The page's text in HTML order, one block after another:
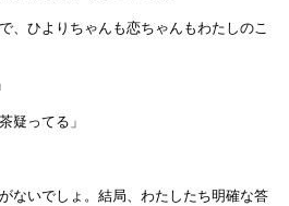
、ひよりちゃんも恋ちゃんもわたしのこ
疑ってる」
ないでしょ。結局、わたしたち明確な答